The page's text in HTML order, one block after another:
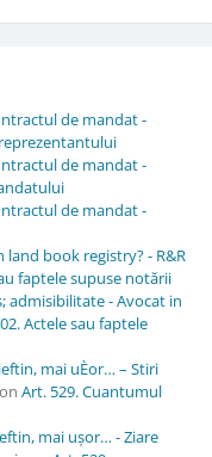
de mandat -
de mandat -
de mandat -
book registry? - R&R
faptele supuse notării
admisibilitate - Avocat in
Actele sau faptele
mai uÈor… – Stiri
Art. 529. Cuantumul
mai ușor… - Ziare